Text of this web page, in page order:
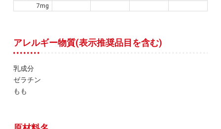
7mg
アレルギー物質(表示推奨品目を含む)
乳成分
ゼラチン
もも